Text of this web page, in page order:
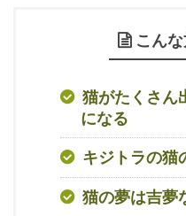
こん
猫がたくさん
になる
キジトラの猫
猫の夢は吉夢